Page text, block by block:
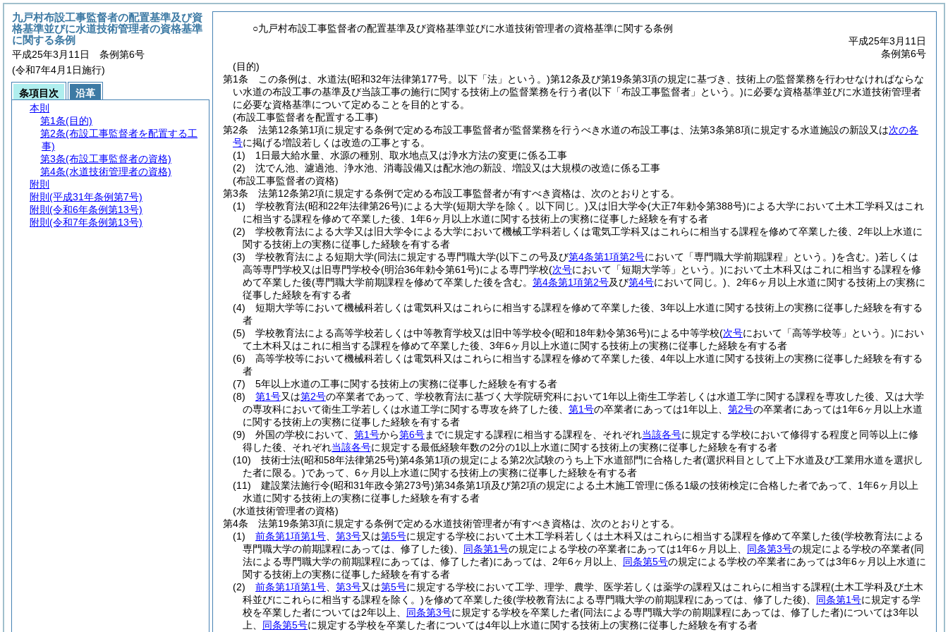
○九戸村布設工事監督者の配置基準及び資格基準並びに水道技術管理者の資格基準に関する条例
平成25年3月11日
条例第6号
(目的)
第1条
この条例は、水道法(昭和32年法律第177号。以下「法」という。)第12条及び第19条第3項の規定に基づき、技術上の監督業務を行わせなければならな
い水道の布設工事の基準及び当該工事の施行に関する技術上の監督業務を行う者(以下「布設工事監督者」という。)に必要な資格基準並びに水道技術管理者
に必要な資格基準について定めることを目的とする。
(布設工事監督者を配置する工事)
第2条
法第12条第1項に規定する条例で定める布設工事監督者が監督業務を行うべき水道の布設工事は、法第3条第8項に規定する水道施設の新設又は次の各
号に掲げる増設若しくは改造の工事とする。
(1)
1日最大給水量、水源の種別、取水地点又は浄水方法の変更に係る工事
(2)
沈でん池、濾過池、浄水池、消毒設備又は配水池の新設、増設又は大規模の改造に係る工事
(布設工事監督者の資格)
第3条
法第12条第2項に規定する条例で定める布設工事監督者が有すべき資格は、次のとおりとする。
(1)
学校教育法(昭和22年法律第26号)による大学(短期大学を除く。以下同じ。)又は旧大学令(大正7年勅令第388号)による大学において土木工学科又はこれ
に相当する課程を修めて卒業した後、1年6ヶ月以上水道に関する技術上の実務に従事した経験を有する者
(2)
学校教育法による大学又は旧大学令による大学において機械工学科若しくは電気工学科又はこれらに相当する課程を修めて卒業した後、2年以上水道に
関する技術上の実務に従事した経験を有する者
(3)
学校教育法による短期大学(同法に規定する専門職大学(以下この号及び第4条第1項第2号において「専門職大学前期課程」という。)を含む。)若しくは
高等専門学校又は旧専門学校令(明治36年勅令第61号)による専門学校(次号において「短期大学等」という。)において土木科又はこれに相当する課程を修
めて卒業した後(専門職大学前期課程を修めて卒業した後を含む。 第4条第1項第2号及び第4号において同じ。) 、2年6ヶ月以上水道に関する技術上の実務に
従事した経験を有する者
(4)
短期大学等において機械科若しくは電気科又はこれらに相当する課程を修めて卒業した後、3年以上水道に関する技術上の実務に従事した経験を有する
者
(5)
学校教育法による高等学校若しくは中等教育学校又は旧中等学校令(昭和18年勅令第36号)による中等学校(次号において「高等学校等」という。)におい
て土木科又はこれに相当する課程を修めて卒業した後、3年6ヶ月以上水道に関する技術上の実務に従事した経験を有する者
(6)
高等学校等において機械科若しくは電気科又はこれらに相当する課程を修めて卒業した後、4年以上水道に関する技術上の実務に従事した経験を有する
者
(7)
5年以上水道の工事に関する技術上の実務に従事した経験を有する者
(8)
第1号又は第2号の卒業者であって、学校教育法に基づく大学院研究科において1年以上衛生工学若しくは水道工学に関する課程を専攻した後、又は大学
の専攻科において衛生工学若しくは水道工学に関する専攻を終了した後、 第1号の卒業者にあっては1年以上、 第2号の卒業者にあっては1年6ヶ月以上水道
に関する技術上の実務に従事した経験を有する者
(9)
外国の学校において、 第1号から第6号までに規定する課程に相当する課程を、それぞれ当該各号に規定する学校において修得する程度と同等以上に修
得した後、それぞれ当該各号に規定する最低経験年数の2分の1以上水道に関する技術上の実務に従事した経験を有する者
(10)
技術士法(昭和58年法律第25号)第4条第1項の規定による第2次試験のうち上下水道部門に合格した者(選択科目として上下水道及び工業用水道を選択し
た者に限る。)であって、6ヶ月以上水道に関する技術上の実務に従事した経験を有する者
(11)
建設業法施行令(昭和31年政令第273号)第34条第1項及び第2項の規定による土木施工管理に係る1級の技術検定に合格した者であって、1年6ヶ月以上
水道に関する技術上の実務に従事した経験を有する者
(水道技術管理者の資格)
第4条
法第19条第3項に規定する条例で定める水道技術管理者が有すべき資格は、次のとおりとする。
(1)
前条第1項第1号 第3号又は第5号に規定する学校において土木工学科若しくは土木科又はこれらに相当する課程を修めて卒業した後(学校教育法による
専門職大学の前期課程にあっては、修了した後)
同条第1号の規定による学校の卒業者にあっては1年6ヶ月以上、 同条第3号の規定による学校の卒業者(同
法による専門職大学の前期課程にあっては、修了した者)にあっては、2年6ヶ月以上、 同条第5号の規定による学校の卒業者にあっては3年6ヶ月以上水道に
関する技術上の実務に従事した経験を有する者
(2)
前条第1項第1号 第3号又は第5号に規定する学校において工学、理学、農学、医学若しくは薬学の課程又はこれらに相当する課程(土木工学科及び土木
科並びにこれらに相当する課程を除く。)を修めて卒業した後(学校教育法による専門職大学の前期課程にあっては、修了した後) 同条第1号に規定する学
校を卒業した者については2年以上、 同条第3号に規定する学校を卒業した者(同法による専門職大学の前期課程にあっては、修了した者)については3年以
上、 同条第5号に規定する学校を卒業した者については4年以上水道に関する技術上の実務に従事した経験を有する者
九戸村布設工事監督者の配置基準及び資
格基準並びに水道技術管理者の資格基準
に関する条例
平成25年3月11日 条例第6号
(令和7年4月1日施行)
条項目次
沿革
本則
第1条(目的)
第2条(布設工事監督者を配置する工
事)
第3条(布設工事監督者の資格)
第4条(水道技術管理者の資格)
附則
附則 (平成31年条例第7号)
附則 (令和6年条例第13号)
附則 (令和7年条例第13号)